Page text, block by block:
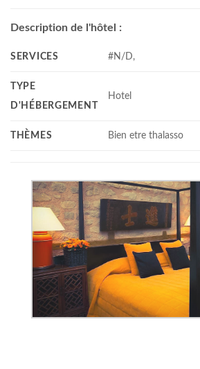
Description de l'hôtel :
SERVICES #N/D,
TYPE
D'HÉBERGEMENT
Hotel
THÈMES Bien etre thalasso